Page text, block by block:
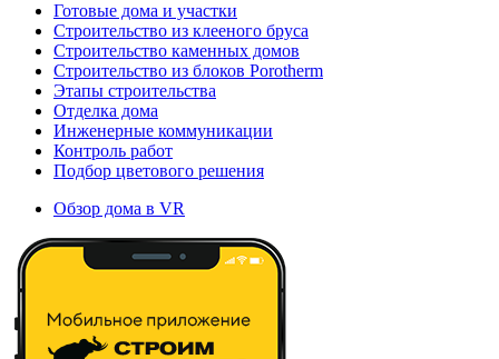
Готовые дома и участки
Строительство из клееного бруса
Строительство каменных домов
Строительство из блоков Porotherm
Этапы строительства
Отделка дома
Инженерные коммуникации
Контроль работ
Подбор цветового решения
Обзор дома в VR